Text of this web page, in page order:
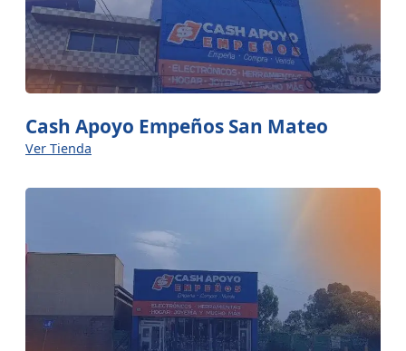
Cash Apoyo Empeños San Mateo
Ver Tienda